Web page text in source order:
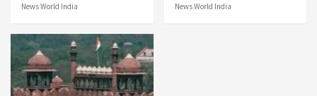
News World India
News World India